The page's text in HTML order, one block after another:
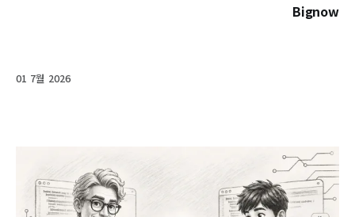
Bignow
01 7월 2026